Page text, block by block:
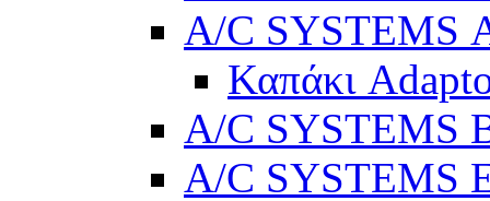
A/C SYSTEMS
Καπάκι
A/C SYSTEMS
A/C SYSTEMS